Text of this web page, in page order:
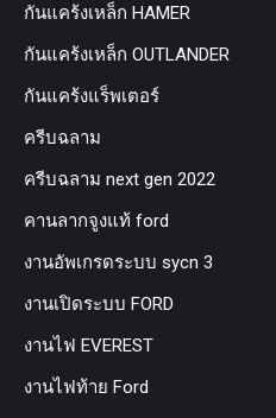
กันแคร้งเหล็ก HAMER
กันแคร้งเหล็ก OUTLANDER
กันแคร้งแร็พเตอร์
ครีบฉลาม
ครีบฉลาม next gen 2022
คานลากจูงแท้ ford
งานอัพเกรดระบบ sycn 3
งานเปิดระบบ FORD
งานไฟ EVEREST
งานไฟท้าย Ford